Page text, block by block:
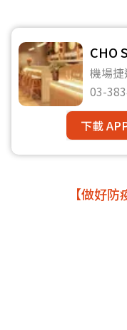
CHO
機場
境大廳
03-
下載
【做好